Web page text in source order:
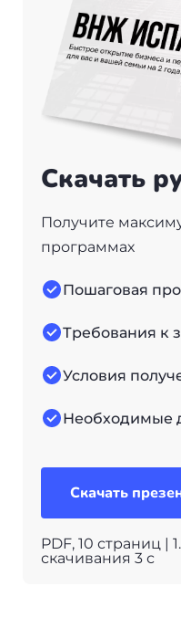
Скачать
Получите
программах
Пошаговая
Требования к
Условия
Необходимые
Скачать
PDF, 10 страниц |
скачивания 3 с